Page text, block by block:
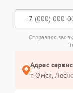
Отправляя
Адрес
г. Омск,